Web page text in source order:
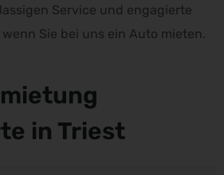
Service und engagierte
Sie bei uns ein Auto mieten.
in Triest